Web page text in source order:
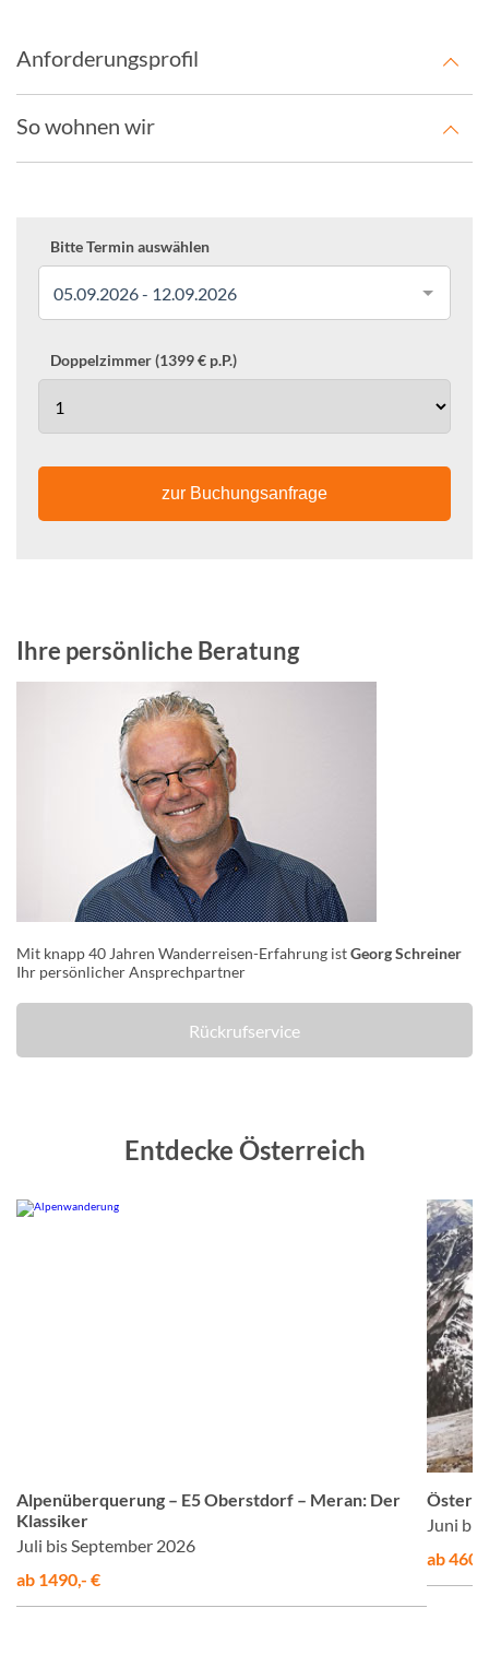
Anforderungsprofil
So wohnen wir
Bitte Termin auswählen
05.09.2026 - 12.09.2026
Doppelzimmer (1399 € p.P.)
zur Buchungsanfrage
Ihre persönliche Beratung
Mit knapp 40 Jahren Wanderreisen-Erfahrung istGeorg Schreiner
Ihr persönlicher Ansprechpartner
Rückrufservice
Entdecke Österreich
Alpenüberquerung – E5 Oberstdorf – Meran: Der
Klassiker
Juli bis September 2026
ab 1490,- €
Juni
ab